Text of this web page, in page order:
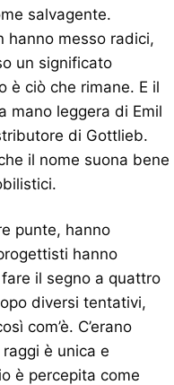
salvagente.
hanno messo radici,
un significato
è ciò che rimane. E il
mano leggera di Emil
di Gottlieb.
il nome suona bene
punte, hanno
hanno
il segno a quattro
diversi tentativi,
com’è. C’erano
è unica e
è percepita come